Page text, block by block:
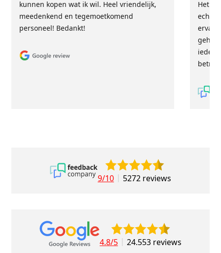
kunnen kopen wat ik wil. Heel vriendelijk,
meedenkend en tegemoetkomend
personeel! Bedankt!
Het
echt
9/10 5272 reviews
4.8/5 24.553 reviews